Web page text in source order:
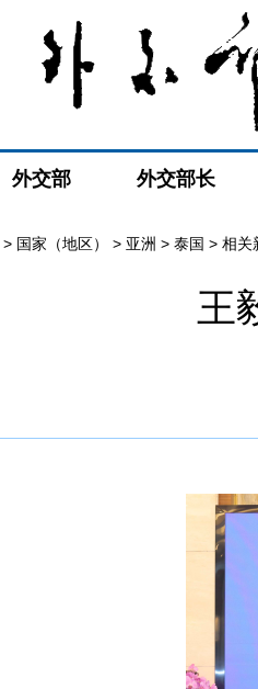
外交部 外交部长
> 国家（地区） > 亚洲 > 泰国 > 相关
王